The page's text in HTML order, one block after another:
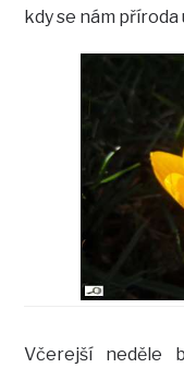
kdy se nám
Včerejší neděle